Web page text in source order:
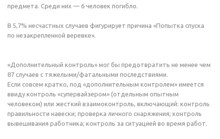
предмета. Среди них — 6 человек погибло.
В 5,7% несчастных случаев фигурирует причина «Попытка спуска
по незакрепленной веревке».
«Дополнительный контроль» мог бы предотвратить не менее чем
87 случаев с тяжелыми/фатальными последствиями.
Если совсем кратко, под «дополнительным контролем» имеется
ввиду контроль «супервайзером» (отдельным опытным
человеком) или жесткий взаимоконтроль, включающий: контроль
правильности навески; проверка личного снаряжения; контроль
вывешивания работника; контроль за ситуацией во время работ.